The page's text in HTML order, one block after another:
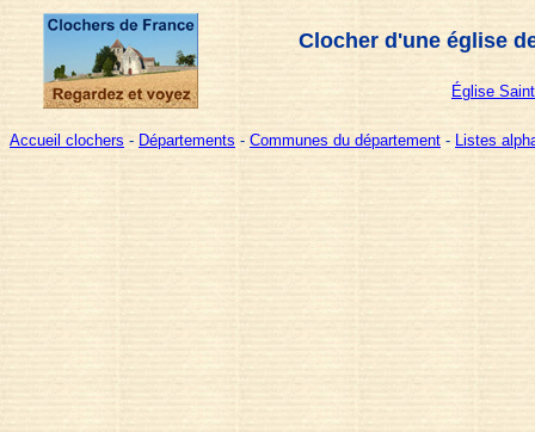
Clocher d'une église
Église
Accueil clochers - Départements - Communes du département - Listes